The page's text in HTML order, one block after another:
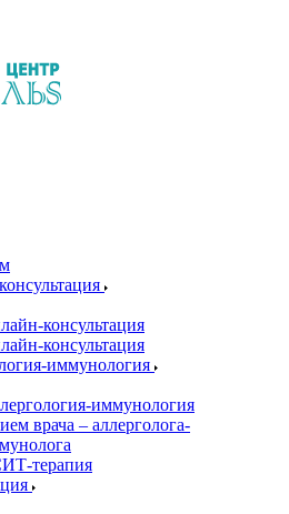
консультация
консультация
иммунология
иммунология
врача – аллерголога-
терапия